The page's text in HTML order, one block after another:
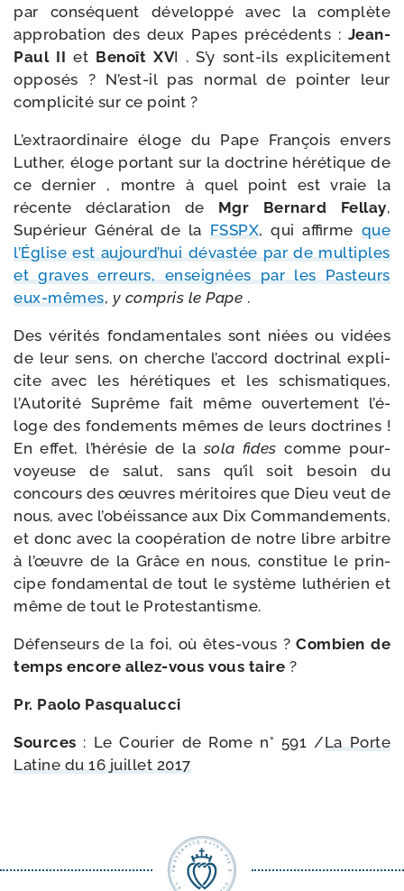
par consé­quent déve­lop­pé avec la com­plète
appro­ba­tion des deux Papes pré­cé­dents : Jean-
Paul II et Benoît XVI . S’y sont-​ils expli­ci­te­ment
oppo­sés ? N’est-​il pas nor­mal de poin­ter leur
com­pli­ci­té sur ce point ?
L’extraordinaire éloge du Pape François envers
Luther, éloge por­tant sur la doc­trine héré­tique de
ce der­nier , montre à quel point est vraie la
récente décla­ra­tion de Mgr Bernard Fellay,
Supérieur Général de la FSSPX, qui affirme que
l’Église est aujourd’­hui dévas­tée par de mul­tiples
et graves erreurs, ensei­gnées par les Pasteurs
eux-​mêmes, y com­pris le Pape .
Des véri­tés fon­da­men­tales sont niées ou vidées
de leur sens, on cherche l’ac­cord doc­tri­nal expli­
cite avec les héré­tiques et les schis­ma­tiques,
l’Autorité Suprême fait même ouver­te­ment l’é­
loge des fon­de­ments mêmes de leurs doc­trines !
En effet, l’hé­ré­sie de lasola fides comme pour­
voyeuse de salut, sans qu’il soit besoin du
concours des œuvres méri­toires que Dieu veut de
nous, avec l’o­béis­sance aux Dix Commandements,
et donc avec la coopé­ra­tion de notre libre arbitre
à l’œuvre de la Grâce en nous, consti­tue le prin­
cipe fon­da­men­tal de tout le sys­tème luthé­rien et
même de tout le Protestantisme.
Défenseurs de la foi, où êtes-​vous ?Combien de
temps encore allez-​vous vous taire ?
Pr. Paolo Pasqualucci
Sources : Le Courier de Rome n° 591 /​La Porte
Latine du 16 juillet 2017